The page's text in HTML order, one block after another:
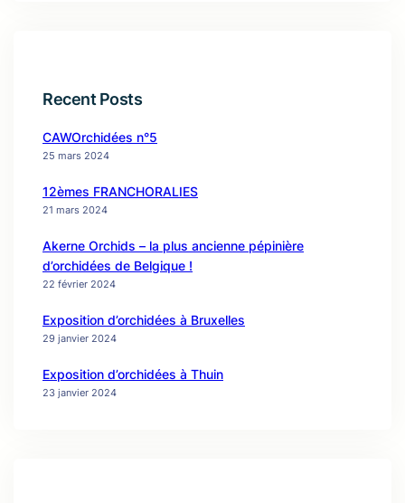
Recent Posts
CAWOrchidées n°5
25 mars 2024
12èmes FRANCHORALIES
21 mars 2024
Akerne Orchids – la plus ancienne pépinière
d’orchidées de Belgique !
22 février 2024
Exposition d’orchidées à Bruxelles
29 janvier 2024
Exposition d’orchidées à Thuin
23 janvier 2024